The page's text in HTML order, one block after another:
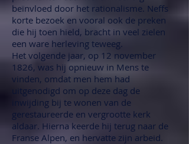
beïnvloed door het rationalisme. Neffs
korte bezoek en vooral ook de preken
die hij toen hield, bracht in veel zielen
een ware herleving teweeg.
Het volgende jaar, op 12 november
1826, was hij opnieuw in Mens te
vinden, omdat men hem had
uitgenodigd om op deze dag de
inwijding bij te wonen van de
gerestaureerde en vergrootte kerk
aldaar. Hierna keerde hij terug naar de
Franse Alpen, en hervatte zijn arbeid.